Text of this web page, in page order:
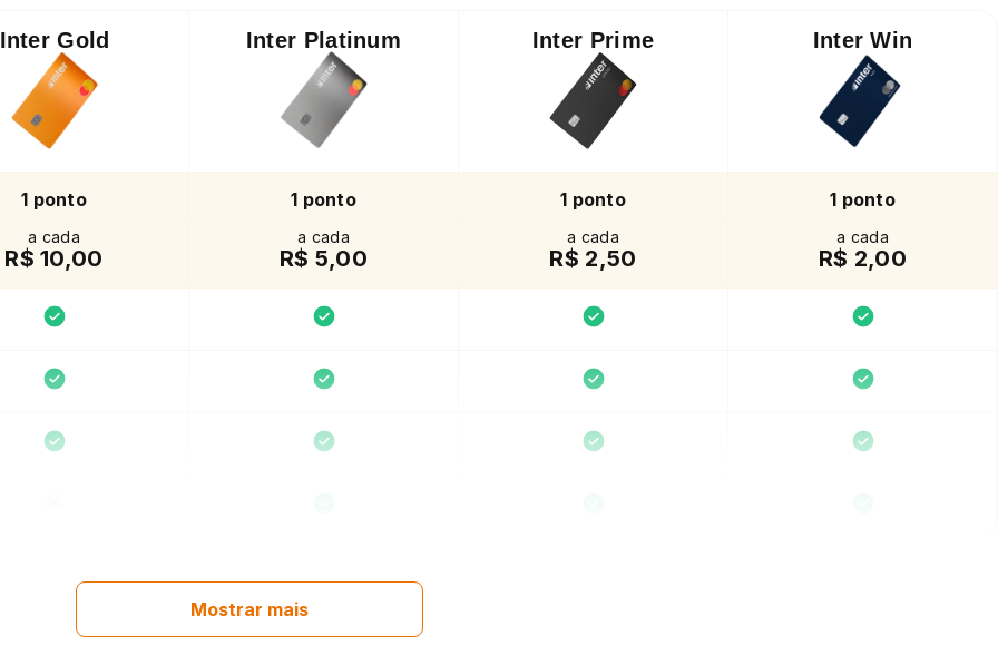
Inter Gold Inter Platinum Inter Prime Inter Win
1 ponto
a cada
R$ 10,00
1 ponto
a cada
R$ 5,00
1 ponto
a cada
R$ 2,50
1 ponto
a cada
R$ 2,00
Mostrar mais